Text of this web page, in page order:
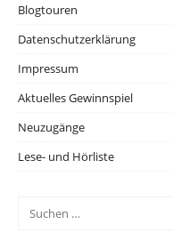
Blogtouren
Datenschutzerklärung
Impressum
Aktuelles Gewinnspiel
Neuzugänge
Lese- und Hörliste
Suchen